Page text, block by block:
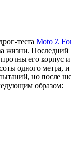
теста Moto Z
жизни.
прочны его
одного
но после
образом: